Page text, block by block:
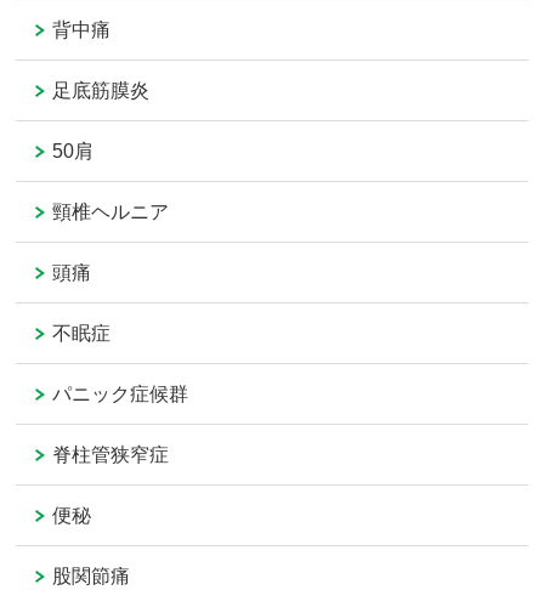
背中痛
足底筋膜炎
50肩
頸椎ヘルニア
頭痛
不眠症
パニック症候群
脊柱管狭窄症
便秘
股関節痛